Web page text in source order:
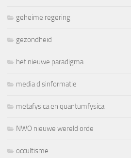
geheime regering
gezondheid
het nieuwe paradigma
media disinformatie
metafysica en quantumfysica
NWO nieuwe wereld orde
occultisme